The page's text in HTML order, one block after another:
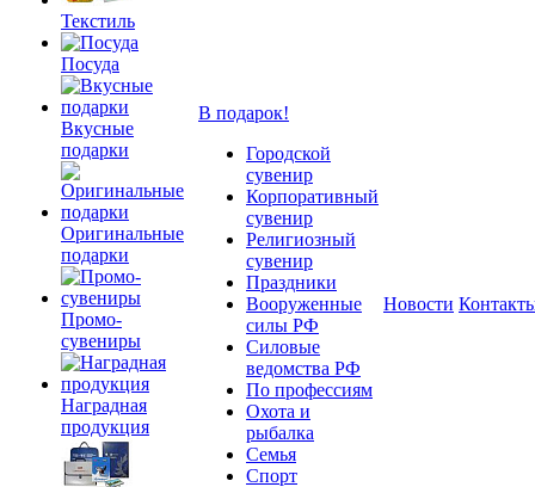
Текстиль
Посуда
Вкусные
подарки
Оригинальные
подарки
Промо-
сувениры
Наградная
продукция
В подарок!
Городской
сувенир
Корпоративный
сувенир
Религиозный
сувенир
Праздники
Вооруженные
силы РФ
Силовые
ведомства РФ
По профессиям
Охота и
рыбалка
Семья
Спорт
Новости